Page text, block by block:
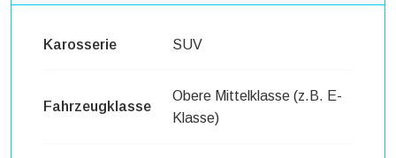
Karosserie SUV
Fahrzeugklasse
Obere Mittelklasse (z.B. E-
Klasse)